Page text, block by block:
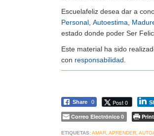
Escuelafeliz desea dar a
Personal Autoestima
estado donde poder Ser
Este material ha sido
con responsabilidad
Share 0 Post 0
Correo Electrónico 0 Print
ETIQUETAS:AMAR APRENDER